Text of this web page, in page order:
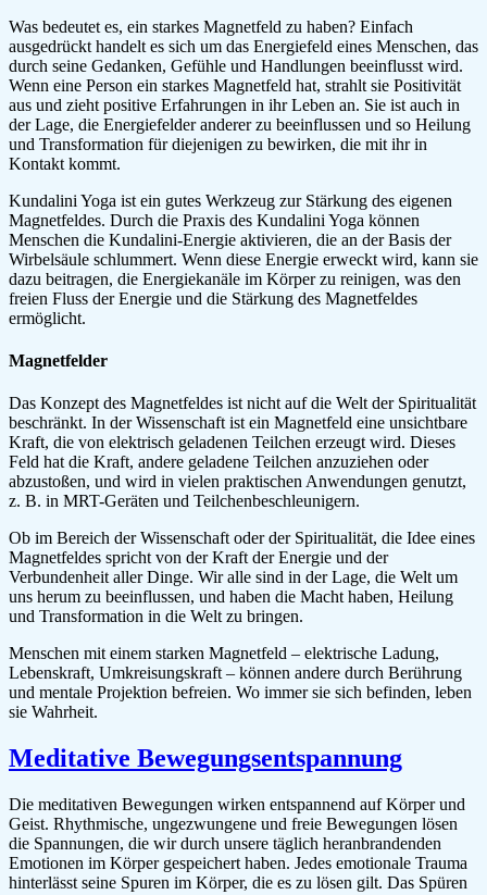
Was bedeutet es, ein starkes Magnetfeld zu haben? Einfach
ausgedrückt handelt es sich um das Energiefeld eines Menschen, das
durch seine Gedanken, Gefühle und Handlungen beeinflusst wird.
Wenn eine Person ein starkes Magnetfeld hat, strahlt sie Positivität
aus und zieht positive Erfahrungen in ihr Leben an. Sie ist auch in
der Lage, die Energiefelder anderer zu beeinflussen und so Heilung
und Transformation für diejenigen zu bewirken, die mit ihr in
Kontakt kommt.
Kundalini Yoga ist ein gutes Werkzeug zur Stärkung des eigenen
Magnetfeldes. Durch die Praxis des Kundalini Yoga können
Menschen die Kundalini-Energie aktivieren, die an der Basis der
Wirbelsäule schlummert. Wenn diese Energie erweckt wird, kann sie
dazu beitragen, die Energiekanäle im Körper zu reinigen, was den
freien Fluss der Energie und die Stärkung des Magnetfeldes
ermöglicht.
Magnetfelder
Das Konzept des Magnetfeldes ist nicht auf die Welt der Spiritualität
beschränkt. In der Wissenschaft ist ein Magnetfeld eine unsichtbare
Kraft, die von elektrisch geladenen Teilchen erzeugt wird. Dieses
Feld hat die Kraft, andere geladene Teilchen anzuziehen oder
abzustoßen, und wird in vielen praktischen Anwendungen genutzt,
z. B. in MRT-Geräten und Teilchenbeschleunigern.
Ob im Bereich der Wissenschaft oder der Spiritualität, die Idee eines
Magnetfeldes spricht von der Kraft der Energie und der
Verbundenheit aller Dinge. Wir alle sind in der Lage, die Welt um
uns herum zu beeinflussen, und haben die Macht haben, Heilung
und Transformation in die Welt zu bringen.
Menschen mit einem starken Magnetfeld – elektrische Ladung,
Lebenskraft, Umkreisungskraft – können andere durch Berührung
und mentale Projektion befreien. Wo immer sie sich befinden, leben
sie Wahrheit.
Meditative Bewegungsentspannung
Die meditativen Bewegungen wirken entspannend auf Körper und
Geist. Rhythmische, ungezwungene und freie Bewegungen lösen
die Spannungen, die wir durch unsere täglich heranbrandenden
Emotionen im Körper gespeichert haben. Jedes emotionale Trauma
hinterlässt seine Spuren im Körper, die es zu lösen gilt. Das Spüren